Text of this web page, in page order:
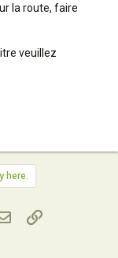
la route, faire
veuillez
here.
Email Lien